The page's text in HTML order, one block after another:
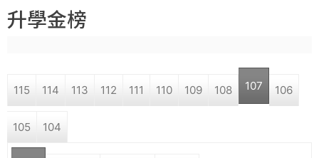
高
學
o
a
r
升學金榜
115 114 113 112 111 110 109 108 107 106
105 104